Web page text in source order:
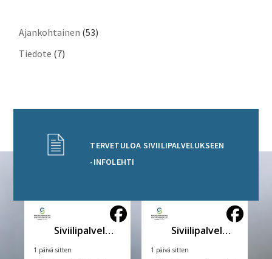
Ajankohtainen (53)
Tiedote (7)
TERVETULOA SIVIILIPALVELUKSEEN
-INFOLEHTI
Siviilipalveluskeskus
1 päivä sitten
Siviilipalveluskeskus
1 päivä sitten